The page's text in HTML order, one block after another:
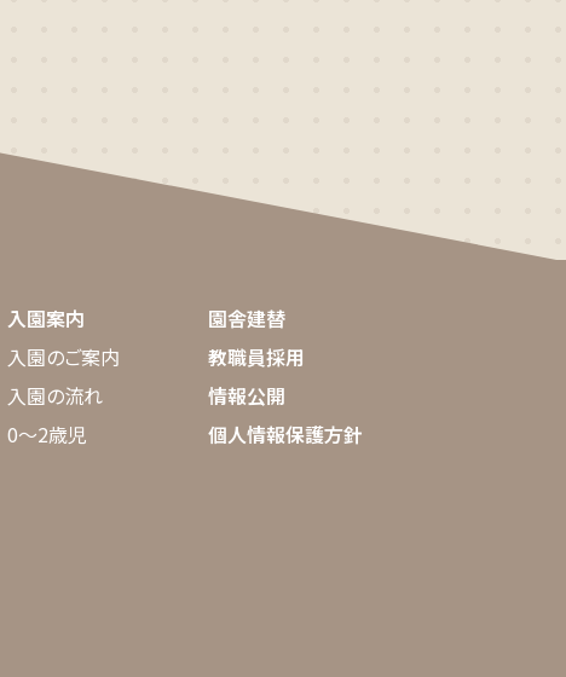
入園案内
入園のご案内
入園の流れ
0〜2歳児
園舎建替
教職員採用
情報公開
個人情報保護方針